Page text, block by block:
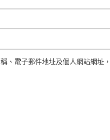
、電子郵件地址及個人網站網址